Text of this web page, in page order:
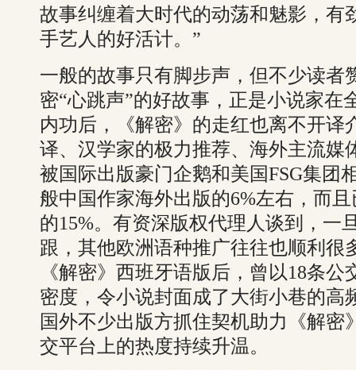
故事纠缠着大时代的动荡和魅影，有
手艺人的好活计。”
一般的故事只有脚步声，但不少读者
密“心跳声”的好故事，正是小说家在
内功后，《解密》的走红也离不开译
译、汉学家的极力推荐、海外主流媒
被国际出版豪门企鹅和美国FSG集团
般中国作家海外出版的6%左右，而
的15%。有资深版权代理人谈到，一
跟，其他欧洲语种推广往往也顺利很
《解密》西班牙语版后，曾以18条
密度，令小说封面成了大街小巷的高
国外不少出版方抓住契机助力《解密
交平台上的热度持续升温。